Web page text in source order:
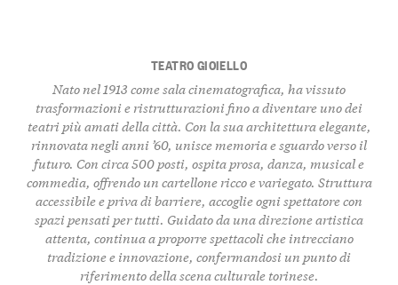
TEATRO GIOIELLO
Nato nel 1913 come sala cinematografica, ha vissuto
trasformazioni e ristrutturazioni fino a diventare uno dei
teatri più amati della città. Con la sua architettura elegante,
rinnovata negli anni ’60, unisce memoria e sguardo verso il
futuro. Con circa 500 posti, ospitaprosa, danza, musicale
commedia, offrendo un cartellone ricco e variegato. Struttura
accessibilee priva di barriere, accoglie ogni spettatore con
spazi pensati per tutti. Guidato da una direzione artistica
attenta, continua a proporre spettacoli che intrecciano
tradizioneeinnovazione, confermandosi un punto di
riferimento della scena culturale torinese.